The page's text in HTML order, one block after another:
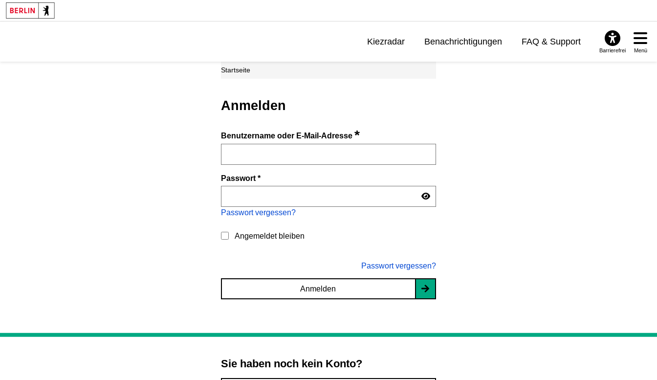
Kiezradar Benachrichtigungen FAQ & Support
Barrierefrei Menü
Startseite
Anmelden
Benutzername oder E-Mail-Adresse*
Passwort*
Passwort vergessen?
Angemeldet bleiben
Passwort vergessen?
Anmelden
Sie haben noch kein Konto?